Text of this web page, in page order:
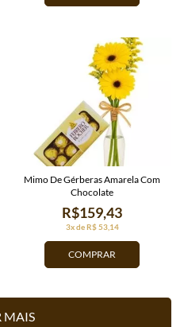
COMPRAR
3x de R$ 53,14
R$159,43
Mimo De Gérberas Amarela Com
Chocolate
MAIS